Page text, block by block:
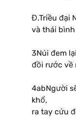
Đ.Triều đại
và thái
3Núi đem
đồi rước về
4abNgười
khổ,
ra tay cứu